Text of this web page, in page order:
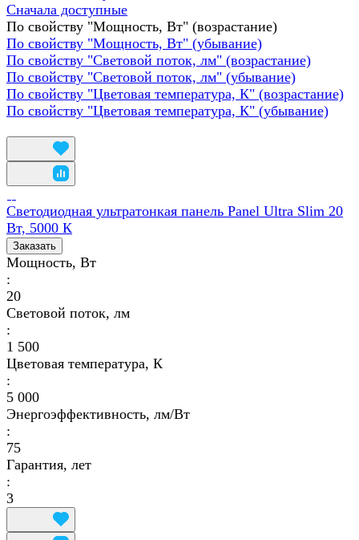
Сначала доступные
По свойству "Мощность, Вт" (возрастание)
По свойству "Мощность, Вт" (убывание)
По свойству "Световой поток, лм" (возрастание)
По свойству "Световой поток, лм" (убывание)
По свойству "Цветовая температура, К" (возрастание)
По свойству "Цветовая температура, К" (убывание)
Светодиодная ультратонкая панель Panel Ultra Slim 20
Вт, 5000 К
Заказать
Мощность, Вт
:
20
Световой поток, лм
:
1 500
Цветовая температура, К
:
5 000
Энергоэффективность, лм/Вт
:
75
Гарантия, лет
:
3